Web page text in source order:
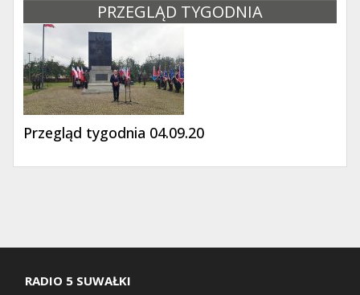
PRZEGLĄD TYGODNIA
Przegląd tygodnia 04.09.20
RADIO 5 SUWAŁKI